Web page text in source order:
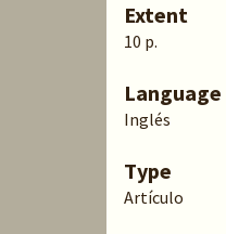
Extent
10 p.
Language
Inglés
Type
Artículo